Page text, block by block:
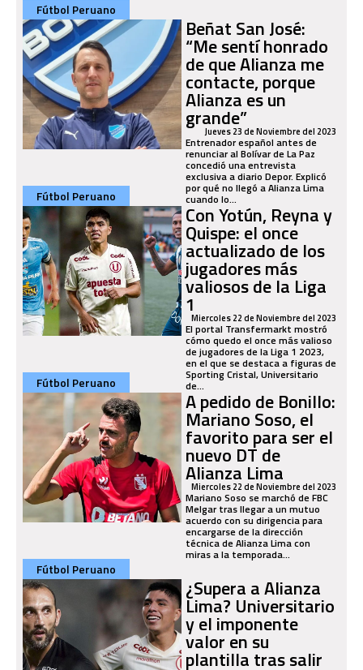
Fútbol Peruano
Beñat San José:
“Me sentí honrado
de que Alianza me
contacte, porque
Alianza es un
grande”
Jueves 23 de Noviembre del 2023
Entrenador español antes de
renunciar al Bolívar de La Paz
concedió una entrevista
exclusiva a diario Depor. Explicó
por qué no llegó a Alianza Lima
cuando lo...
Fútbol Peruano
Con Yotún, Reyna y
Quispe: el once
actualizado de los
jugadores más
valiosos de la Liga
1Miercoles 22 de Noviembre del 2023
El portal Transfermarkt mostró
cómo quedo el once más valioso
de jugadores de la Liga 1 2023,
en el que se destaca a figuras de
Sporting Cristal, Universitario
de...
Fútbol Peruano
A pedido de Bonillo:
Mariano Soso, el
favorito para ser el
nuevo DT de
Alianza Lima
Miercoles 22 de Noviembre del 2023
Mariano Soso se marchó de FBC
Melgar tras llegar a un mutuo
acuerdo con su dirigencia para
encargarse de la dirección
técnica de Alianza Lima con
miras a la temporada...
Fútbol Peruano
¿Supera a Alianza
Lima? Universitario
y el imponente
valor en su
plantilla tras salir